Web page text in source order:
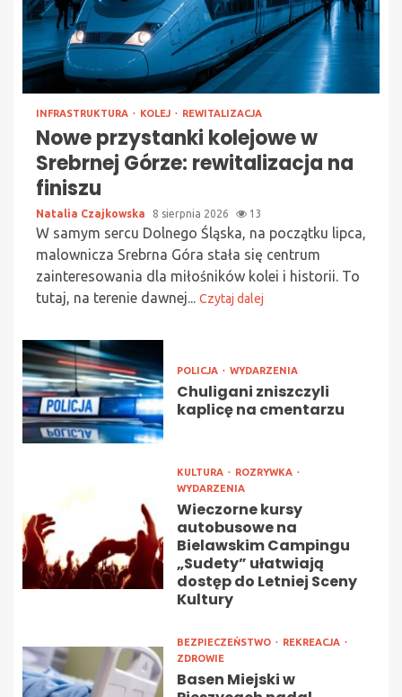
INFRASTRUKTURA KOLEJ REWITALIZACJA
Nowe przystanki kolejowe w
Srebrnej Górze: rewitalizacja na
finiszu
Natalia Czajkowska 8 sierpnia 2026 13
W samym sercu Dolnego Śląska, na początku lipca,
malownicza Srebrna Góra stała się centrum
zainteresowania dla miłośników kolei i historii. To
tutaj, na terenie dawnej... Czytaj dalej
POLICJA WYDARZENIA
Chuligani zniszczyli
kaplicę na cmentarzu
KULTURA
ROZRYWKA
WYDARZENIA
Wieczorne kursy
autobusowe na
Bielawskim Campingu
„Sudety” ułatwiają
dostęp do Letniej Sceny
Kultury
BEZPIECZEŃSTWO
REKREACJA
ZDROWIE
Basen Miejski w